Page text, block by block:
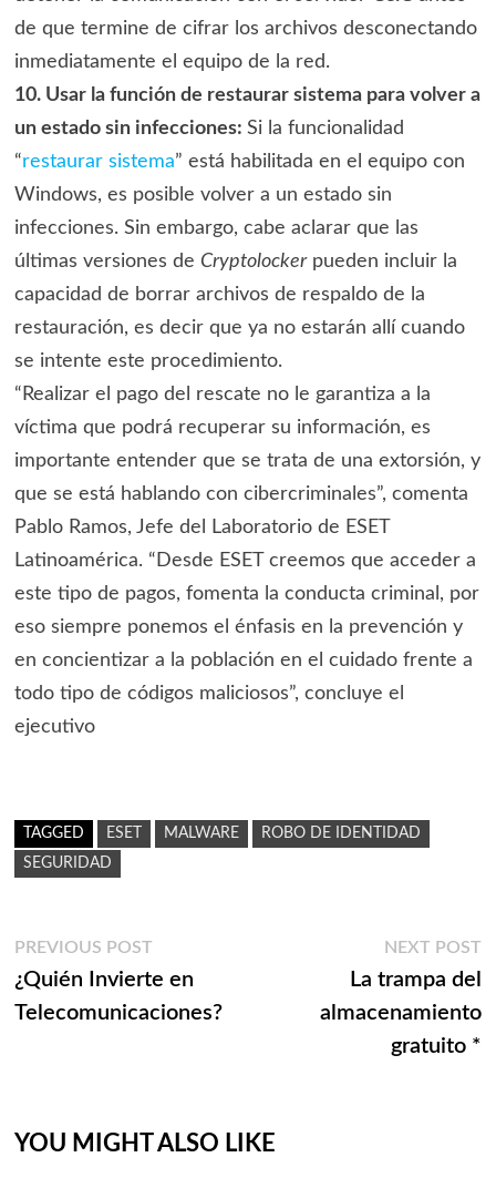
de que termine de cifrar los archivos desconectando
inmediatamente el equipo de la red.
10. Usar la función de restaurar sistema para volver a
un estado sin infecciones: Si la funcionalidad
“restaurar sistema” está habilitada en el equipo con
Windows, es posible volver a un estado sin
infecciones. Sin embargo, cabe aclarar que las
últimas versiones de Cryptolockerpueden incluir la
capacidad de borrar archivos de respaldo de la
restauración, es decir que ya no estarán allí cuando
se intente este procedimiento.
“Realizar el pago del rescate no le garantiza a la
víctima que podrá recuperar su información, es
importante entender que se trata de una extorsión, y
que se está hablando con cibercriminales”, comenta
Pablo Ramos, Jefe del Laboratorio de ESET
Latinoamérica. “Desde ESET creemos que acceder a
este tipo de pagos, fomenta la conducta criminal, por
eso siempre ponemos el énfasis en la prevención y
en concientizar a la población en el cuidado frente a
todo tipo de códigos maliciosos”, concluye el
ejecutivo
TAGGED ESET MALWARE
ROBO DE IDENTIDAD
SEGURIDAD
Navegación
de
PREVIOUS POSTPrevious
post:
¿Quién Invierte en
Telecomunicaciones?
NEXT POST
La trampa del
almacenamiento
gratuito *
YOU MIGHT ALSO LIKE